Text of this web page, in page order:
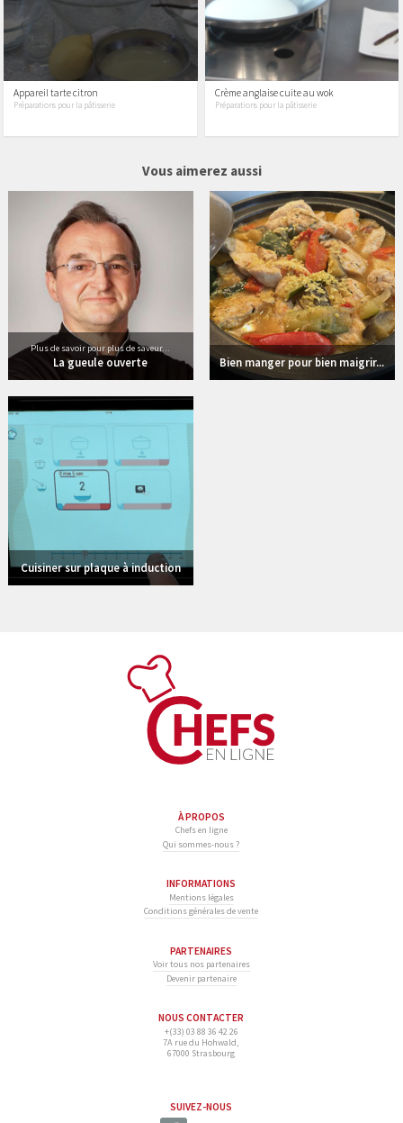
Appareil tarte citron
Préparations pour la pâtisserie
Crème anglaise cuite au wok
Préparations pour la pâtisserie
Vous aimerez aussi
Plus de savoir pour plus de saveur...
La gueule ouverte Bien manger pour bien maigrir...
Cuisiner sur plaque à induction
3 vidéos
À PROPOS
Chefs en ligne
Qui sommes-nous ?
INFORMATIONS
Mentions légales
Conditions générales de vente
PARTENAIRES
Voir tous nos partenaires
Devenir partenaire
NOUS CONTACTER
+(33) 03 88 36 42 26
7A rue du Hohwald,
67000 Strasbourg
SUIVEZ-NOUS